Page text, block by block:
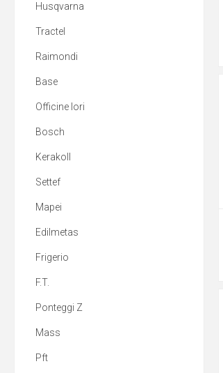
Husqvarna
Tractel
Raimondi
Base
Officine Iori
Bosch
Kerakoll
Settef
Mapei
Edilmetas
Frigerio
F.T.
Ponteggi Z
Mass
Pft